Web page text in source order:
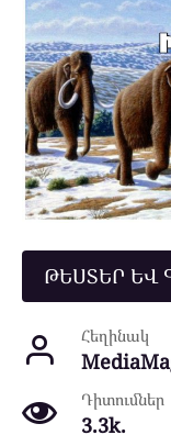
ԹԵՍՏԵՐ ԵՎ
Հեղինակ
Դիտումներ
3.3k.